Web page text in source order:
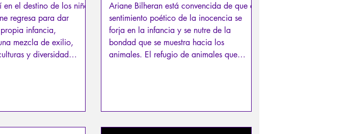
el destino de los niños
regresa para dar
infancia,
mezcla de exilio,
y diversidad
humanidad cuando ha
Ariane Bilheran está convencida de que el
sentimiento poético de la inocencia se
forja en la infancia y se nutre de la
bondad que se muestra hacia los
animales. El refugio de animales que